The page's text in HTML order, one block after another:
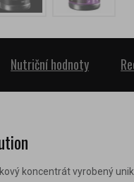
Nutriční hodnoty
koncentrát vyrobený